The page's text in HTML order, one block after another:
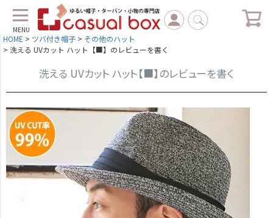
MENU
HOME ツバ付き帽子
その他のハット
洗える UVカット ハット【■】のレビューを書く
洗える UVカット ハット【■】のレビューを書く